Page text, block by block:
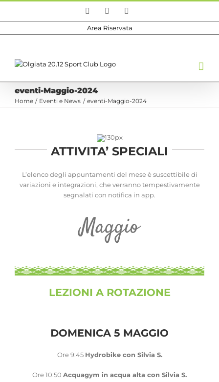
FacebookInstagram
Area Riservata
eventi-Maggio-2024
Home Eventi e News eventi-Maggio-2024
ATTIVITA’ SPECIALI
L’elenco degli appuntamenti del mese è suscettibile di
variazioni e integrazioni, che verranno tempestivamente
segnalati con notifica in app.
Maggio
LEZIONI A ROTAZIONE
DOMENICA 5 MAGGIO
Ore 9:45 Hydrobike con Silvia S.
Ore 10:50 Acquagym in acqua alta con Silvia S.